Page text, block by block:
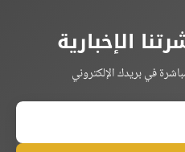
الإخبارية
في بريدك الإلكتروني